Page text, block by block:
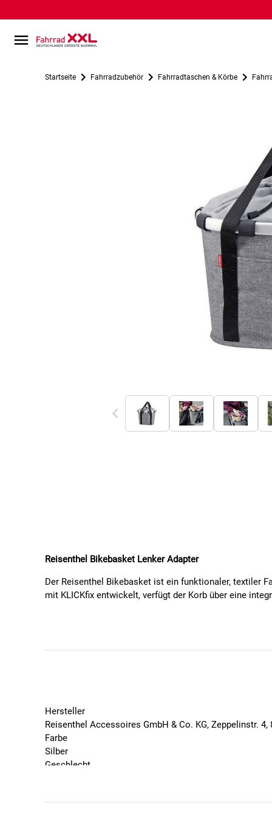
Startseite Fahrradzubehör Fahrradtaschen & Körbe
Reisenthel Bikebasket Lenker Adapter
Der Reisenthel Bikebasket ist ein funktionaler, textiler
mit KLICKfix entwickelt, verfügt der Korb über eine
Der stabile Aluminiumrahmen sorgt für Formstabilität,
und setzt optische Akzente. Dank Kordelverschluss
Textiler Fahrradkorb zur Lenkermontage
Mit Kupplung für das KLICKfix Lenker-Adapter-
Innen- und Außenfächer für bessere Organisation
Adapter nicht im Lieferumfang enthalten
Hersteller
Reisenthel Accessoires GmbH & Co. KG, Zeppelinstr.
Farbe
Silber
Geschlecht
Reisenthel